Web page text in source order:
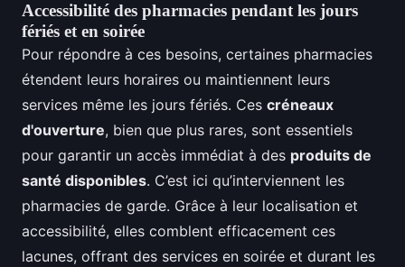
Accessibilité des pharmacies pendant les jours
fériés et en soirée
Pour répondre à ces besoins, certaines pharmacies
étendent leurs horaires ou maintiennent leurs
services même les jours fériés. Ces créneaux
d'ouverture, bien que plus rares, sont essentiels
pour garantir un accès immédiat à des produits de
santé disponibles. C’est ici qu’interviennent les
pharmacies de garde. Grâce à leur localisation et
accessibilité, elles comblent efficacement ces
lacunes, offrant des services en soirée et durant les